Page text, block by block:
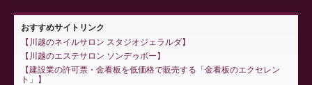
おすすめサイトリンク
川越のネイルサロン スタジオジェラルダ
川越のエステサロン ソンデゥボー
建設業の許可票・金看板を低価格で販売する「金看板のエクセレン
ト」